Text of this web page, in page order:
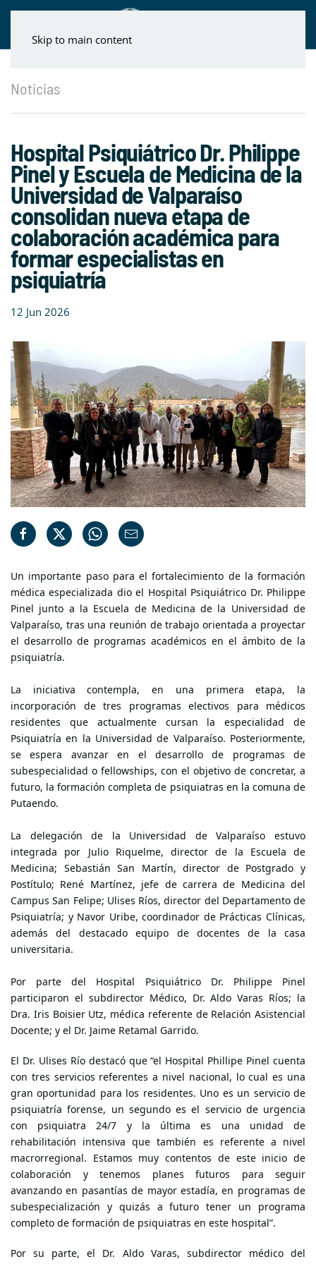
Skip to main content
Noticias
Hospital Psiquiátrico Dr. Philippe
Pinel y Escuela de Medicina de la
Universidad de Valparaíso
consolidan nueva etapa de
colaboración académica para
formar especialistas en
psiquiatría
12 Jun 2026
Un importante paso para el fortalecimiento de la formación
médica especializada dio el Hospital Psiquiátrico Dr. Philippe
Pinel junto a la Escuela de Medicina de la Universidad de
Valparaíso, tras una reunión de trabajo orientada a proyectar
el desarrollo de programas académicos en el ámbito de la
psiquiatría.
La iniciativa contempla, en una primera etapa, la
incorporación de tres programas electivos para médicos
residentes que actualmente cursan la especialidad de
Psiquiatría en la Universidad de Valparaíso. Posteriormente,
se espera avanzar en el desarrollo de programas de
subespecialidad o fellowships, con el objetivo de concretar, a
futuro, la formación completa de psiquiatras en la comuna de
Putaendo.
La delegación de la Universidad de Valparaíso estuvo
integrada por Julio Riquelme, director de la Escuela de
Medicina; Sebastián San Martín, director de Postgrado y
Postítulo; René Martínez, jefe de carrera de Medicina del
Campus San Felipe; Ulises Ríos, director del Departamento de
Psiquiatría; y Navor Uribe, coordinador de Prácticas Clínicas,
además del destacado equipo de docentes de la casa
universitaria.
Por parte del Hospital Psiquiátrico Dr. Philippe Pinel
participaron el subdirector Médico, Dr. Aldo Varas Ríos; la
Dra. Iris Boisier Utz, médica referente de Relación Asistencial
Docente; y el Dr. Jaime Retamal Garrido.
El Dr. Ulises Río destacó que “el Hospital Phillipe Pinel cuenta
con tres servicios referentes a nivel nacional, lo cual es una
gran oportunidad para los residentes. Uno es un servicio de
psiquiatría forense, un segundo es el servicio de urgencia
con psiquiatra 24/7 y la última es una unidad de
rehabilitación intensiva que también es referente a nivel
macrorregional. Estamos muy contentos de este inicio de
colaboración y tenemos planes futuros para seguir
avanzando en pasantías de mayor estadía, en programas de
subespecialización y quizás a futuro tener un programa
completo de formación de psiquiatras en este hospital”.
Por su parte, el Dr. Aldo Varas, subdirector médico del